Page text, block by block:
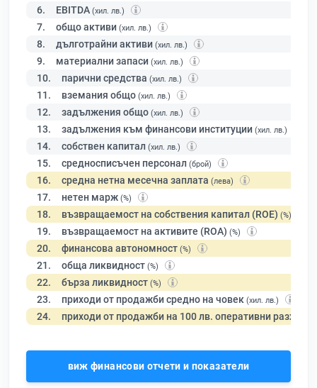
6. EBITDA (хил. лв.)
7. общо активи (хил. лв.)
8. дълготрайни активи (хил. лв.)
9. материални запаси (хил. лв.)
10. парични средства (хил. лв.)
11. вземания общо (хил. лв.)
12. задължения общо (хил. лв.)
13. задължения към финансови институции (хил. лв.)
14. собствен капитал (хил. лв.)
15. средносписъчен персонал (брой)
16. средна нетна месечна заплата (лева)
17. нетен марж (%)
18. възвращаемост на собствения капитал (ROE) (%)
19. възвращаемост на активите (ROA) (%)
20. финансова автономност (%)
21. обща ликвидност (%)
22. бърза ликвидност (%)
23. приходи от продажби средно на човек (хил. лв.)
24. приходи от продажби на 100 лв. оперативни разходи
виж финансови отчети и показатели